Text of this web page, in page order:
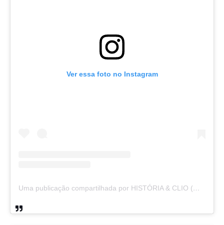
Ver essa foto no Instagram
Uma publicação compartilhada por HISTÓRIA & CLIO (@historiaeclio)